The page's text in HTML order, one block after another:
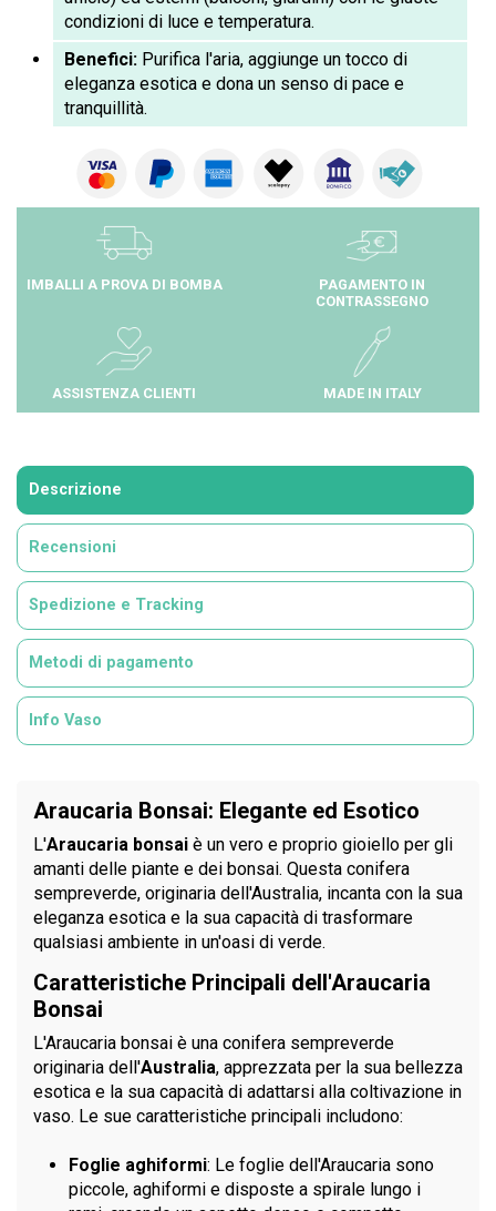
condizioni di luce e temperatura.
Benefici: Purifica l'aria, aggiunge un tocco di
eleganza esotica e dona un senso di pace e
tranquillità.
IMBALLI A PROVA DI BOMBA
PAGAMENTO IN
CONTRASSEGNO
ASSISTENZA CLIENTI MADE IN ITALY
Descrizione
Recensioni
Spedizione e Tracking
Metodi di pagamento
Info Vaso
Araucaria Bonsai: Elegante ed Esotico
L'Araucaria bonsai è un vero e proprio gioiello per gli
amanti delle piante e dei bonsai. Questa conifera
sempreverde, originaria dell'Australia, incanta con la sua
eleganza esotica e la sua capacità di trasformare
qualsiasi ambiente in un'oasi di verde.
Caratteristiche Principali dell'Araucaria
Bonsai
L'Araucaria bonsai è una conifera sempreverde
originaria dell'Australia, apprezzata per la sua bellezza
esotica e la sua capacità di adattarsi alla coltivazione in
vaso. Le sue caratteristiche principali includono:
Foglie aghiformi: Le foglie dell'Araucaria sono
piccole, aghiformi e disposte a spirale lungo i